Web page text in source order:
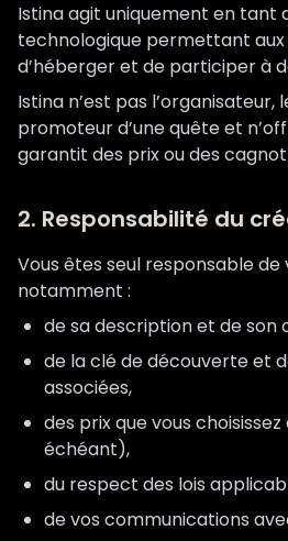
Istina agit uniquement en tant
technologique permettant
d’héberger et de participer à
Istina n’est pas l’organisateur,
promoteur d’une quête et
garantit des prix ou des
2. Responsabilité du
Vous êtes seul responsable
notamment :
de sa description et de son
de la clé de découverte et
associées,
des prix que vous
échéant),
du respect des lois
de vos communications